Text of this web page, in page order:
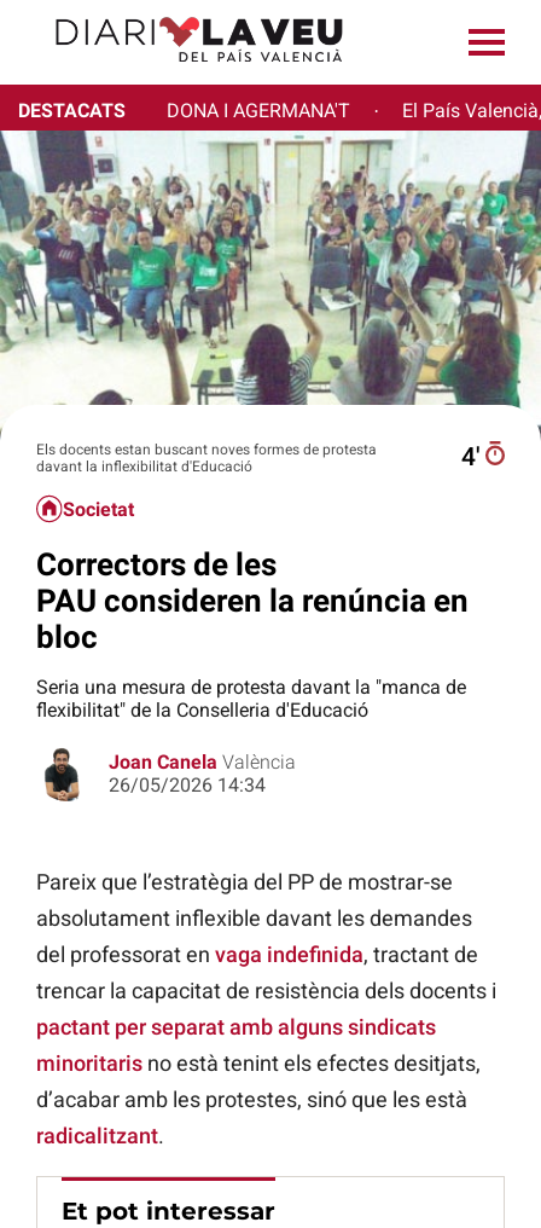
DESTACATS DONA I AGERMANA'T · El País
Els docents estan buscant noves formes de protesta
davant la inflexibilitat d'Educació
4′
Societat
Correctors de les
PAU consideren la renúncia en
bloc
Seria una mesura de protesta davant la "manca de
flexibilitat" de la Conselleria d'Educació
Joan Canela València
26/05/2026 14:34
Pareix que l’estratègia del PP de mostrar-se
absolutament inflexible davant les demandes
del professorat en vaga indefinida, tractant de
trencar la capacitat de resistència dels docents i
pactant per separat amb alguns sindicats
minoritaris no està tenint els efectes desitjats,
d’acabar amb les protestes, sinó que les està
radicalitzant.
Et pot interessar